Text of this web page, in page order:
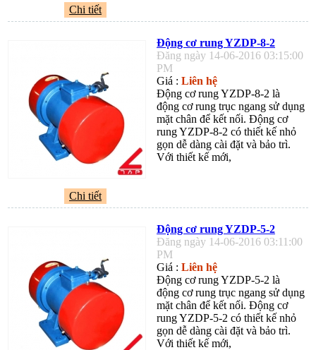
Chi tiết
Động cơ rung YZDP-8-2
Đăng ngày 14-06-2016 03:15:00
PM
Giá : Liên hệ
Động cơ rung YZDP-8-2 là
động cơ rung trục ngang sử dụng
mặt chân để kết nối. Động cơ
rung YZDP-8-2 có thiết kế nhỏ
gọn dễ dàng cài đặt và bảo trì.
Với thiết kế mới,
Chi tiết
Động cơ rung YZDP-5-2
Đăng ngày 14-06-2016 03:11:00
PM
Giá : Liên hệ
Động cơ rung YZDP-5-2 là
động cơ rung trục ngang sử dụng
mặt chân để kết nối. Động cơ
rung YZDP-5-2 có thiết kế nhỏ
gọn dễ dàng cài đặt và bảo trì.
Với thiết kế mới,